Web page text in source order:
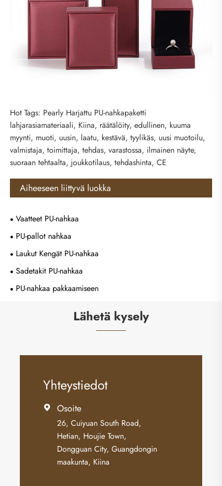
Hot Tags: Pearly Harjattu PU-nahkapaketti
lahjarasiamateriaali, Kiina, räätälöity, edullinen, kuuma
myynti, muoti, uusin, laatu, kestävä, tyylikäs, uusi muotoilu,
valmistaja, toimittaja, tehdas, varastossa, ilmainen näyte,
suoraan tehtaalta, joukkotilaus, tehdashinta, CE
Aiheeseen liittyvä luokka
Vaatteet PU-nahkaa
PU-pallot nahkaa
Laukut Kengät PU-nahkaa
Sadetakit PU-nahkaa
PU-nahkaa pakkaamiseen
Lähetä kysely
Yhteystiedot
 Osoite
26, Cuiyuan South Road,
Hetian, Houjie Town,
Dongguan City, Guangdongin
maakunta, Kiina